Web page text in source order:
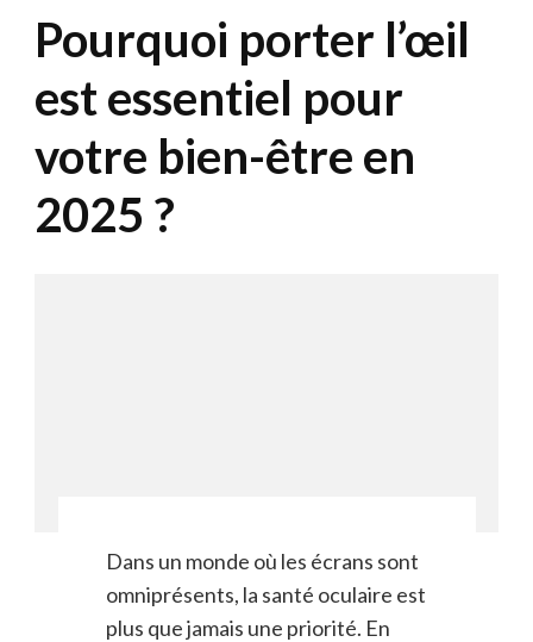
Pourquoi porter l’œil
est essentiel pour
votre bien-être en
2025 ?
Dans un monde où les écrans sont
omniprésents, la santé oculaire est
plus que jamais une priorité. En